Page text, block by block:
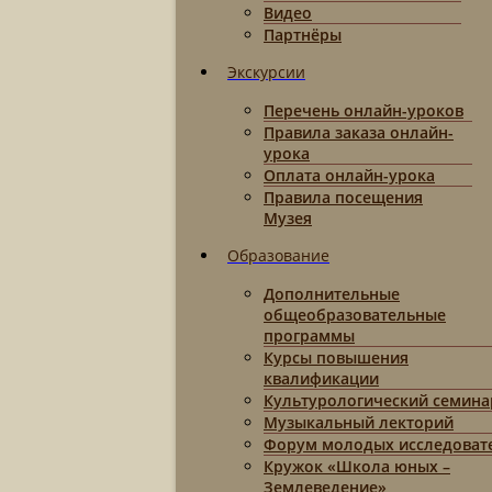
Видео
Партнёры
Экскурсии
Перечень онлайн-уроков
Правила заказа онлайн-
урока
Оплата онлайн-урока
Правила посещения
Музея
Образование
Дополнительные
общеобразовательные
программы
Курсы повышения
квалификации
Культурологический
Музыкальный лекторий
Форум молодых
Кружок «Школа юных –
Землеведение»